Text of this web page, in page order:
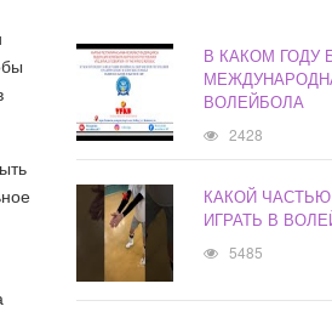
В КАКОМ ГОДУ
ВОЛЕЙБОЛА
2428
КАКОЙ
ИГРАТЬ В
5485